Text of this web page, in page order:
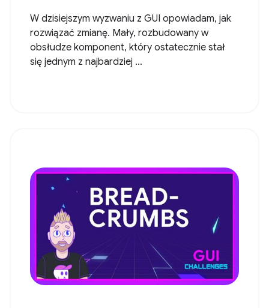
W dzisiejszym wyzwaniu z GUI opowiadam, jak
rozwiązać zmianę. Mały, rozbudowany w
obsłudze komponent, który ostatecznie stał
się jednym z najbardziej ...